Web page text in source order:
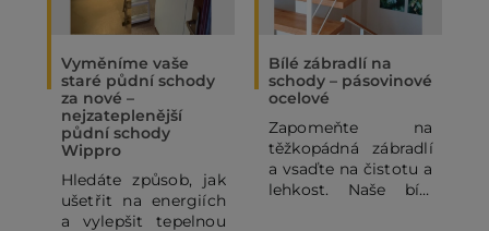
Vyměníme vaše
staré půdní schody
za nové –
nejzateplenější
půdní schody
Wippro
Hledáte způsob, jak
ušetřit na energiích
a vylepšit tepelnou
Bílé zábradlí na
schody – pásovinové
ocelové
Zapomeňte na
těžkopádná zábradlí
a vsaďte na čistotu a
lehkost. Naše bílé